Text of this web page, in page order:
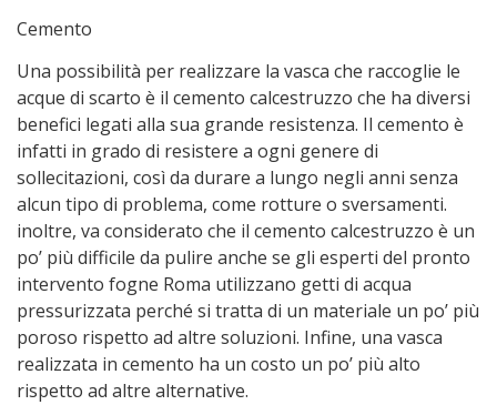
Cemento
Una possibilità per realizzare la vasca che raccoglie le
acque di scarto è il cemento calcestruzzo che ha diversi
benefici legati alla sua grande resistenza. Il cemento è
infatti in grado di resistere a ogni genere di
sollecitazioni, così da durare a lungo negli anni senza
alcun tipo di problema, come rotture o sversamenti.
inoltre, va considerato che il cemento calcestruzzo è un
po’ più difficile da pulire anche se gli esperti del pronto
intervento fogne Roma utilizzano getti di acqua
pressurizzata perché si tratta di un materiale un po’ più
poroso rispetto ad altre soluzioni. Infine, una vasca
realizzata in cemento ha un costo un po’ più alto
rispetto ad altre alternative.